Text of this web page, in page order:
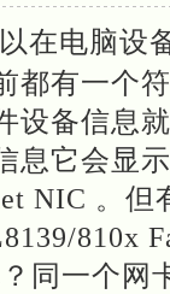
在电脑设
都有一个
设备信息
息它会显
NIC 。
810x
同一个网